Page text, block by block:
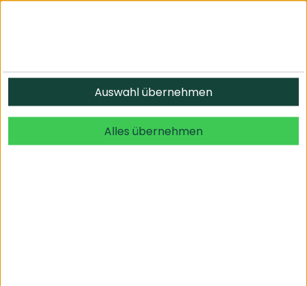
Auswahl übernehmen
Alles übernehmen